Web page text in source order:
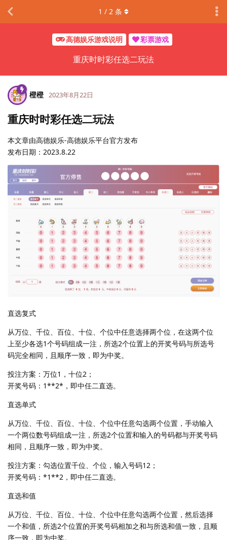
高德娱乐游戏说明 彩票游戏
重庆时时彩任选二玩法
1 / 2 条
橙橙 2023年8月22日
重庆时时彩任选二玩法
本文章由高德娱乐-高德娱乐平台官方发布
发布日期：2023.8.22
直选复式
从万位、千位、百位、十位、个位中任意选择两个位，在这两个位
上至少各选1个号码组成一注，所选2个位置上的开奖号码与所选号
码完全相同，且顺序一致，即为中奖。
投注方案：万位1，十位2；
开奖号码：1**2*，即中任二直选。
直选单式
从万位、千位、百位、十位、个位中任意勾选两个位置，手动输入
一个两位数号码组成一注，所选2个位置和输入的号码都与开奖号码
相同，且顺序一致，即为中奖。
投注方案：勾选位置千位、个位，输入号码12；
开奖号码：*1**2，即中任二直选。
直选和值
从万位、千位、百位、十位、个位中任意勾选两个位置，然后选择
一个和值，所选2个位置的开奖号码相加之和与所选和值一致，且顺
序一致，即为中奖。